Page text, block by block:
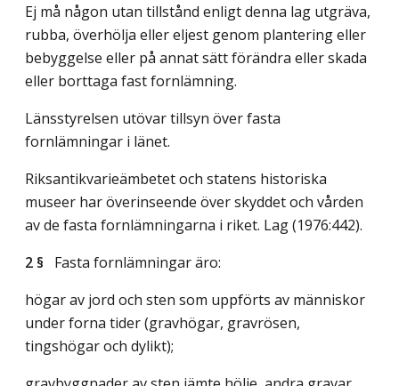
Ej må någon utan tillstånd enligt denna lag utgräva,
rubba, överhölja eller eljest genom plantering eller
bebyggelse eller på annat sätt förändra eller skada
eller borttaga fast fornlämning.
Länsstyrelsen utövar tillsyn över fasta
fornlämningar i länet.
Riksantikvarieämbetet och statens historiska
museer har överinseende över skyddet och vården
av de fasta fornlämningarna i riket. Lag (1976:442).
2 § Fasta fornlämningar äro:
högar av jord och sten som uppförts av människor
under forna tider (gravhögar, gravrösen,
tingshögar och dylikt);